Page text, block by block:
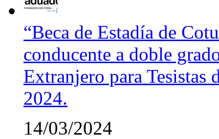
“Beca de Estadía de
conducente a doble
Extranjero para Tesistas
2024.
14/03/2024